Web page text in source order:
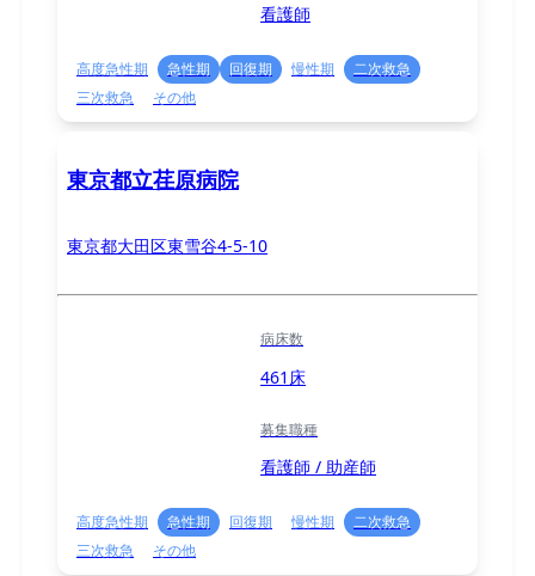
看護師
高度急性期 急性期 回復期 慢性期
二次救急
三次救急
その他
東京都立荏原病院
東京都大田区東雪谷4-5-10
病床数
461床
募集職種
看護師 / 助産師
高度急性期 急性期 回復期 慢性期
二次救急
三次救急
その他